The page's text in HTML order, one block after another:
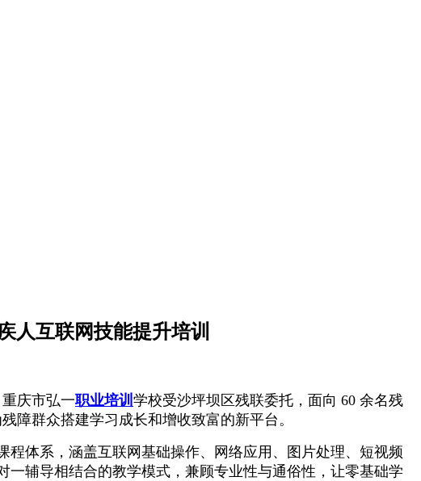
互联网技能提升培训
庆市弘一职业培训 学校受沙坪坝区残联委托，面向 60 余名残
障群众搭建学习成长和增收致富的新平台。
体系，涵盖互联网基础操作、网络应用、图片处理、短视频
辅导相结合的教学模式，兼顾专业性与通俗性，让零基础学